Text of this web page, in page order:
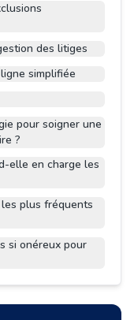
des litiges
simplifiée
pour soigner une
?
elle en charge les
plus fréquents
si onéreux pour